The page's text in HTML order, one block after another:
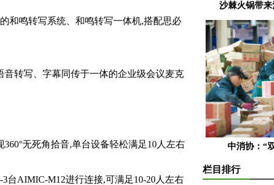
鸣转写系统、和鸣转写一体机,搭配思必
转写、字幕同传于一体的企业级会议麦克
无死角拾音,单台设备轻松满足10人左右
AIMIC-M12进行连接,可满足10-20人左右
沙棘火锅带
中消协：“
栏目排行